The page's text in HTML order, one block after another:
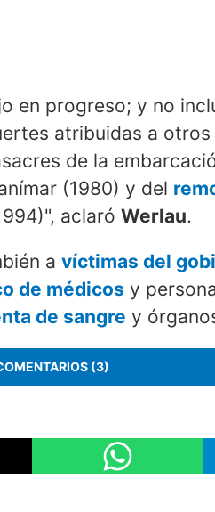
en progreso; y no
atribuidas a otros
de la
(1980) y del
aclaró Werlau.
a víctimas del
de médicos y
de sangre y
(3)